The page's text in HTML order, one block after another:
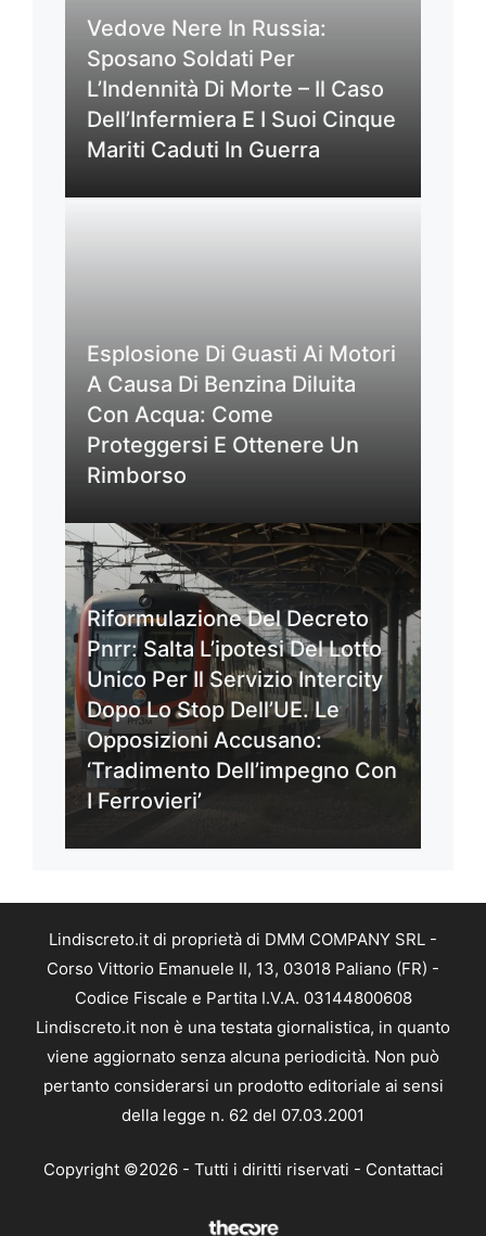
Vedove Nere In Russia:
Sposano Soldati Per
L’Indennità Di Morte – Il Caso
Dell’Infermiera E I Suoi Cinque
Mariti Caduti In Guerra
Esplosione Di Guasti Ai Motori
A Causa Di Benzina Diluita
Con Acqua: Come
Proteggersi E Ottenere Un
Rimborso
Riformulazione Del Decreto
Pnrr: Salta L’ipotesi Del Lotto
Unico Per Il Servizio Intercity
Dopo Lo Stop Dell’UE. Le
Opposizioni Accusano:
‘Tradimento Dell’impegno Con
I Ferrovieri’
Lindiscreto.it di proprietà di DMM COMPANY SRL -
Corso Vittorio Emanuele II, 13, 03018 Paliano (FR) -
Codice Fiscale e Partita I.V.A. 03144800608
Lindiscreto.it non è una testata giornalistica, in quanto
viene aggiornato senza alcuna periodicità. Non può
pertanto considerarsi un prodotto editoriale ai sensi
della legge n. 62 del 07.03.2001
Copyright ©2026 - Tutti i diritti riservati - Contattaci